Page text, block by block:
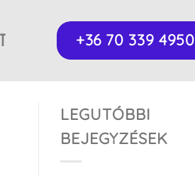
+36 70 339 4950
LEGUTÓBBI
BEJEGYZÉSEK